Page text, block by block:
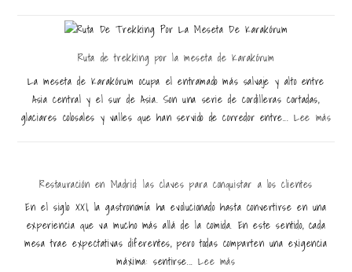
Ruta de trekking por la meseta de Karakórum
La meseta de Karakórum ocupa el entramado más salvaje y alto entre
Asia central y el sur de Asia. Son una serie de cordilleras cortadas,
glaciares colosales y valles que han servido de corredor entre...Lee más
Restauración en Madrid: las claves para conquistar a los clientes
En el siglo XXI, la gastronomía ha evolucionado hasta convertirse en una
experiencia que va mucho más allá de la comida. En este sentido, cada
mesa trae expectativas diferentes, pero todas comparten una exigencia
máxima: sentirse...Lee más